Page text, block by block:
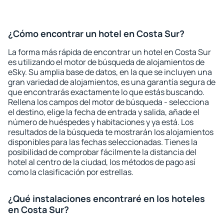
¿Cómo encontrar un hotel en Costa Sur?
La forma más rápida de encontrar un hotel en Costa Sur
es utilizando el motor de búsqueda de alojamientos de
eSky. Su amplia base de datos, en la que se incluyen una
gran variedad de alojamientos, es una garantía segura de
que encontrarás exactamente lo que estás buscando.
Rellena los campos del motor de búsqueda - selecciona
el destino, elige la fecha de entrada y salida, añade el
número de huéspedes y habitaciones y ya está. Los
resultados de la búsqueda te mostrarán los alojamientos
disponibles para las fechas seleccionadas. Tienes la
posibilidad de comprobar fácilmente la distancia del
hotel al centro de la ciudad, los métodos de pago así
como la clasificación por estrellas.
¿Qué instalaciones encontraré en los hoteles
en Costa Sur?